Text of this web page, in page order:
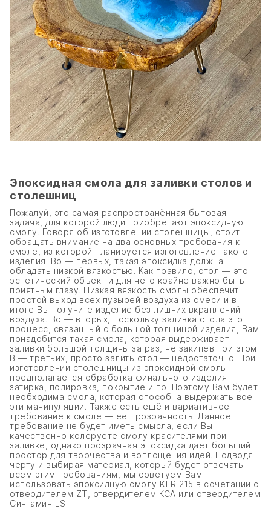
Эпоксидная смола для заливки столов и
столешниц
Пожалуй, это самая распространённая бытовая
задача, для которой люди приобретают эпоксидную
смолу. Говоря об изготовлении столешницы, стоит
обращать внимание на два основных требования к
смоле, из которой планируется изготовление такого
изделия. Во — первых, такая эпоксидка должна
обладать низкой вязкостью. Как правило, стол — это
эстетический объект и для него крайне важно быть
приятным глазу. Низкая вязкость смолы обеспечит
простой выход всех пузырей воздуха из смеси и в
итоге Вы получите изделие без лишних вкраплений
воздуха. Во — вторых, поскольку заливка стола это
процесс, связанный с большой толщиной изделия, Вам
понадобится такая смола, которая выдерживает
заливки большой толщины за раз, не закипев при этом.
В — третьих, просто залить стол — недостаточно. При
изготовлении столешницы из эпоксидной смолы
предполагается обработка финального изделия —
затирка, полировка, покрытие и пр. Поэтому Вам будет
необходима смола, которая способна выдержать все
эти манипуляции. Также есть ещё и вариативное
требование к смоле — её прозрачность. Данное
требование не будет иметь смысла, если Вы
качественно колеруете смолу красителями при
заливке, однако прозрачная эпоксидка даёт больший
простор для творчества и воплощения идей. Подводя
черту и выбирая материал, который будет отвечать
всем этим требованиям, мы советуем Вам
использовать эпоксидную смолу KER 215 в сочетании с
отвердителем ZT, отвердителем КСА или отвердителем
Синтамин LS.